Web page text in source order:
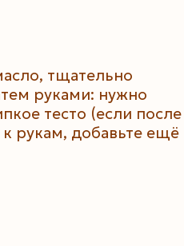
тщательно
руками: нужно
тесто (если после
рукам, добавьте ещё